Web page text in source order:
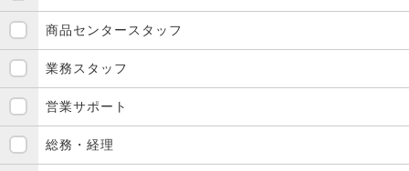
商品センタースタッフ
業務スタッフ
営業サポート
総務・経理